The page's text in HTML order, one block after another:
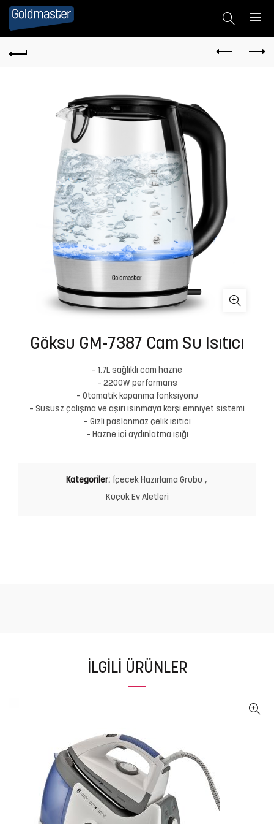
Göksu GM-7387 Cam Su Isıtıcı
– 1.7L sağlıklı cam hazne
– 2200W performans
– Otomatik kapanma fonksiyonu
– Sususz çalışma ve aşırı ısınmaya karşı emniyet sistemi
– Gizli paslanmaz çelik ısıtıcı
– Hazne içi aydınlatma ışığı
Kategoriler: İçecek Hazırlama Grubu ,
Küçük Ev Aletleri
İLGILI ÜRÜNLER